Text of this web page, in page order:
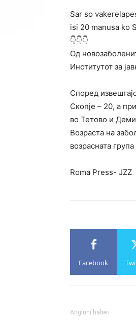
Sar so
isi 20 manusa ko
👇👇👇
Од
Институтот за
Според
Скопје – 20, а
во Тетово и
Возраста на
возрасната
Roma Press- JZZ
Facebook
Angluni haberi